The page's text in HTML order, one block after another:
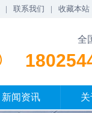
| 联系我们 | 收藏本站
全
新闻资讯